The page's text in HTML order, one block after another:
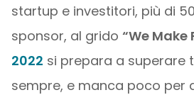
startup e investitori, più di
sponsor, al grido “We Make
2022 si prepara a superare
sempre, e manca poco per